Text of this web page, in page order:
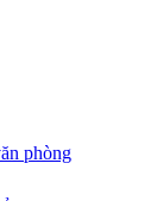
phòng